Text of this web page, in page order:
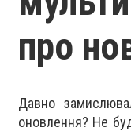
про
Давно
оновлення? Не